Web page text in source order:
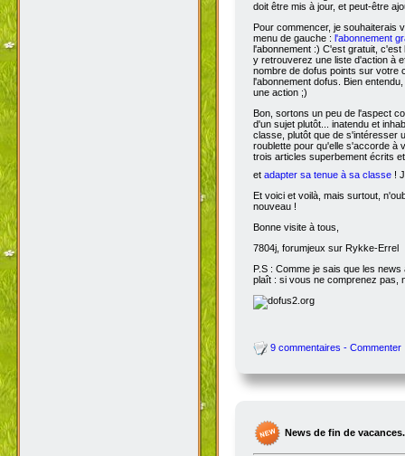
doit être mis à jour, et peut-être
Pour commencer, je
menu de gauche : l'abonnement
l'abonnement :) C'est gratuit,
y retrouverez une liste d'action à
nombre de dofus points sur votre
l'abonnement dofus. Bien
une action ;)
Bon, sortons un peu de l'aspect
d'un sujet plutôt... inatendu et
classe, plutôt que de s'intéresser
roublette pour qu'elle s'accorde à
trois articles superbement écrits
et adapter sa tenue à sa classe !
Et voici et voilà, mais surtout,
nouveau !
Bonne visite à tous,
7804j, forumjeux sur Rykke-Errel
P.S : Comme je sais que les
plaît : si vous ne comprenez pas,
9 commentaires - Commenter
News de fin de